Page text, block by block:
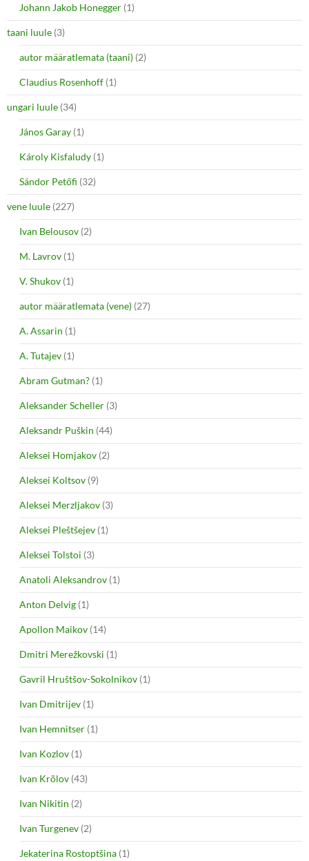
Johann Jakob Honegger (1)
taani luule (3)
autor määratlemata (taani) (2)
Claudius Rosenhoff (1)
ungari luule (34)
János Garay (1)
Károly Kisfaludy (1)
Sándor Petőfi (32)
vene luule (227)
Ivan Belousov (2)
M. Lavrov (1)
V. Shukov (1)
autor määratlemata (vene) (27)
A. Assarin (1)
A. Tutajev (1)
Abram Gutman? (1)
Aleksander Scheller (3)
Aleksandr Puškin (44)
Aleksei Homjakov (2)
Aleksei Koltsov (9)
Aleksei Merzljakov (3)
Aleksei Pleštšejev (1)
Aleksei Tolstoi (3)
Anatoli Aleksandrov (1)
Anton Delvig (1)
Apollon Maikov (14)
Dmitri Merežkovski (1)
Gavril Hruštšov-Sokolnikov (1)
Ivan Dmitrijev (1)
Ivan Hemnitser (1)
Ivan Kozlov (1)
Ivan Krõlov (43)
Ivan Nikitin (2)
Ivan Turgenev (2)
Jekaterina Rostoptšina (1)